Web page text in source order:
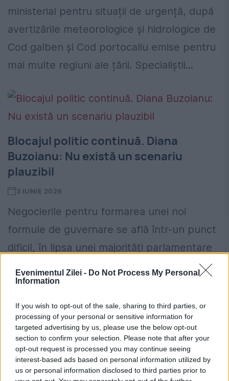
Evenimentul Zilei - Do Not Process My Personal
Information
If you wish to opt-out of the sale, sharing to third parties, or
processing of your personal or sensitive information for
targeted advertising by us, please use the below opt-out
section to confirm your selection. Please note that after your
opt-out request is processed you may continue seeing
interest-based ads based on personal information utilized by
us or personal information disclosed to third parties prior to
ministerial pentru situații de urgență, după
avertizările meteorologice și hidrologice de
Cod galben și Cod portocaliu emise pentru
mai multe regiuni ale țării. Specialiștii...
Blocajul politic continuă. Diana
Buzoianu: Nu există un scenariu
plauzibil
3 IUNIE 2026
Negocierile pentru formarea unei noi
formule de guvernare se află într-un punct
dificil, în lipsa unei majorități parlamentare
consolidate, a declarat ministrul interimar al
Mediului, Diana Buzoianu. Oficialul a
afirmat...